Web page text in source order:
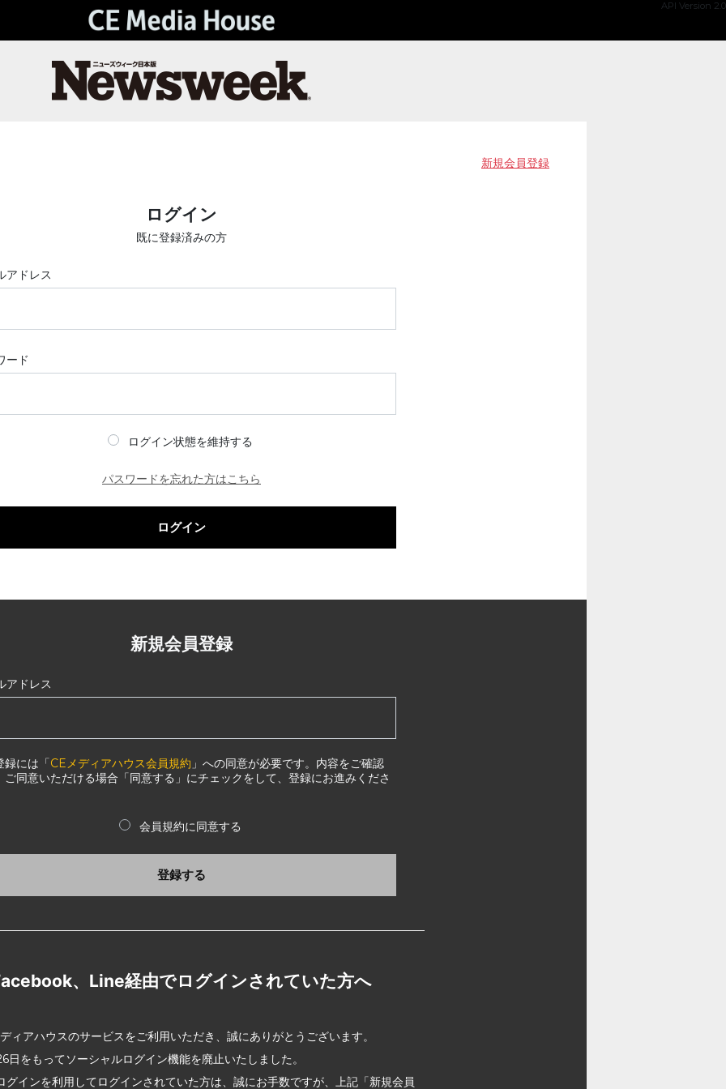
API Version 2.0
新規会員登録
ログイン
既に登録済みの方
アドレス
ード
ログイン状態を維持する
パスワードを忘れた方はこちら
ログイン
新規会員登録
アドレス
録には「CEメディアハウス会員規約 」への同意が必要です。内容をご確認
ご同意いただける場合「同意する」にチェックをして、登録にお進みくださ
会員規約に同意する
登録する
、Line経由でログインされていた方へ
ィアハウスのサービスをご利用いただき、誠にありがとうございます。
日をもってソーシャルログイン機能を廃止いたしました。
グインを利用してログインされていた方は、誠にお手数ですが、上記「新規会員